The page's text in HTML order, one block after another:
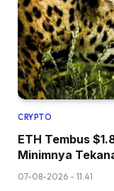
CRYPTO
ETH Tembus
Minimnya
07-08-2026 - 11.41